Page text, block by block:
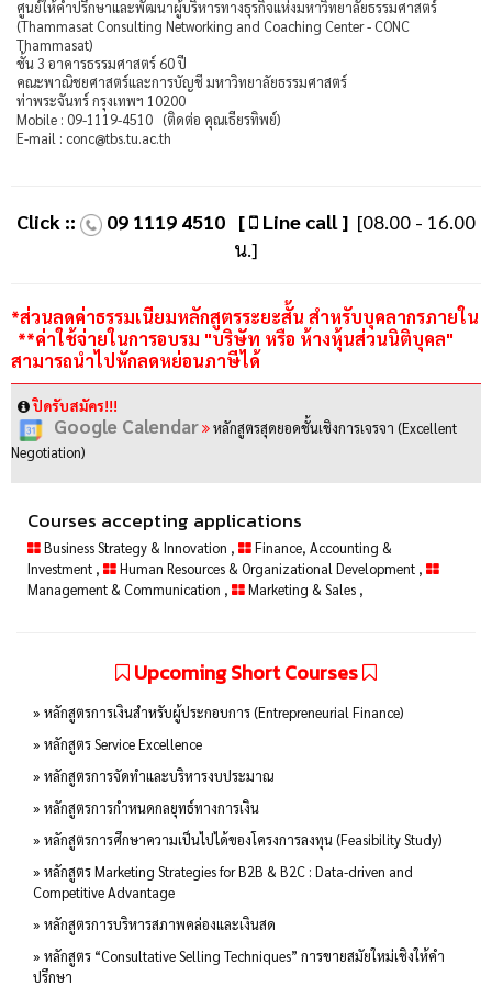
ศูนย์ให้คำปรึกษาและพัฒนาผู้บริหารทางธุรกิจแห่งมหาวิทยาลัยธรรมศาสตร์
(Thammasat Consulting Networking and Coaching Center - CONC
Thammasat)
ชั้น 3 อาคารธรรมศาสตร์ 60 ปี
คณะพาณิชยศาสตร์และการบัญชี มหาวิทยาลัยธรรมศาสตร์
ท่าพระจันทร์ กรุงเทพฯ 10200
Mobile : 09-1119-4510 (ติดต่อ คุณเธียรทิพย์)
E-mail : conc@tbs.tu.ac.th
Click :: 09 1119 4510 [ Line call ] [08.00 - 16.00
น.]
*ส่วนลดค่าธรรมเนียมหลักสูตรระยะสั้น สำหรับบุคลากรภายใน
**ค่าใช้จ่ายในการอบรม "บริษัท หรือ ห้างหุ้นส่วนนิติบุคล"
สามารถนำไปหักลดหย่อนภาษีได้
ปิดรับสมัคร!!!
Google Calendar หลักสูตรสุดยอดชั้นเชิงการเจรจา (Excellent
Negotiation)
Courses accepting applications
Business Strategy & Innovation ,
Finance, Accounting &
Investment , Human Resources & Organizational Development ,
Management & Communication , Marketing & Sales ,
Upcoming Short Courses
» หลักสูตรการเงินสำหรับผู้ประกอบการ (Entrepreneurial Finance)
» หลักสูตร Service Excellence
» หลักสูตรการจัดทำและบริหารงบประมาณ
» หลักสูตรการกำหนดกลยุทธ์ทางการเงิน
» หลักสูตรการศึกษาความเป็นไปได้ของโครงการลงทุน (Feasibility Study)
» หลักสูตร Marketing Strategies for B2B & B2C : Data-driven and
Competitive Advantage
» หลักสูตรการบริหารสภาพคล่องและเงินสด
» หลักสูตร “Consultative Selling Techniques” การขายสมัยใหม่เชิงให้คำ
ปรึกษา